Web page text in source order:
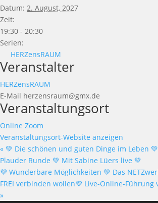
Datum: 2. August, 2027
Zeit:
19:30 - 20:30
Serien:
HERZensRAUM
Veranstalter
HERZensRAUM
E-Mail herzensraum@gmx.de
Veranstaltungsort
Online Zoom
Veranstaltungsort-Website anzeigen
« 💚 Die schönen und guten Dinge im Leben
Plauder Runde 💚 Mit Sabine Lüers live 💚
💜 Wunderbare Möglichkeiten 💚 Das
FREI verbinden wollen💜 Live-Online-Führung
»